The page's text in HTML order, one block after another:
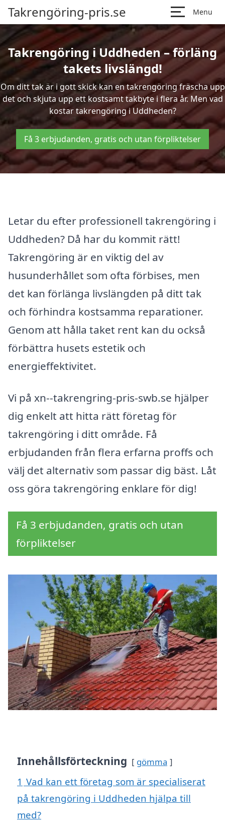
Takrengöring-pris.se Menu
Takrengöring i Uddheden – förläng
takets livslängd!
Om ditt tak är i gott skick kan en takrengöring fräscha upp
det och skjuta upp ett kostsamt takbyte i flera år. Men vad
kostar takrengöring i Uddheden?
Få 3 erbjudanden, gratis och utan förpliktelser
Letar du efter professionell takrengöring i
Uddheden? Då har du kommit rätt!
Takrengöring är en viktig del av
husunderhållet som ofta förbises, men
det kan förlänga livslängden på ditt tak
och förhindra kostsamma reparationer.
Genom att hålla taket rent kan du också
förbättra husets estetik och
energieffektivitet.
Vi på xn--takrengring-pris-swb.se hjälper
dig enkelt att hitta rätt företag för
takrengöring i ditt område. Få
erbjudanden från flera erfarna proffs och
välj det alternativ som passar dig bäst. Låt
oss göra takrengöring enklare för dig!
Få 3 erbjudanden, gratis och utan
förpliktelser
Innehållsförteckning gömma
1 Vad kan ett företag som är specialiserat
på takrengöring i Uddheden hjälpa till
med?